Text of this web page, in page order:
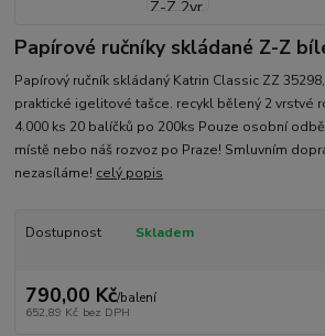
Papírové ručníky skládané Z-Z
Papírový ručník skládaný Katrin Classic ZZ
praktické igelitové tašce. recykl bělený 2 vrstvé
4.000 ks 20 balíčků po 200ks Pouze osobní
místě nebo náš rozvoz po Praze! Smluvním
nezasíláme! celý popis
Dostupnost Skladem
790,00 Kč/balení
652,89 Kč bez DPH